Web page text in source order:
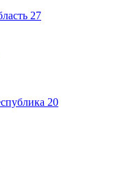
27
20